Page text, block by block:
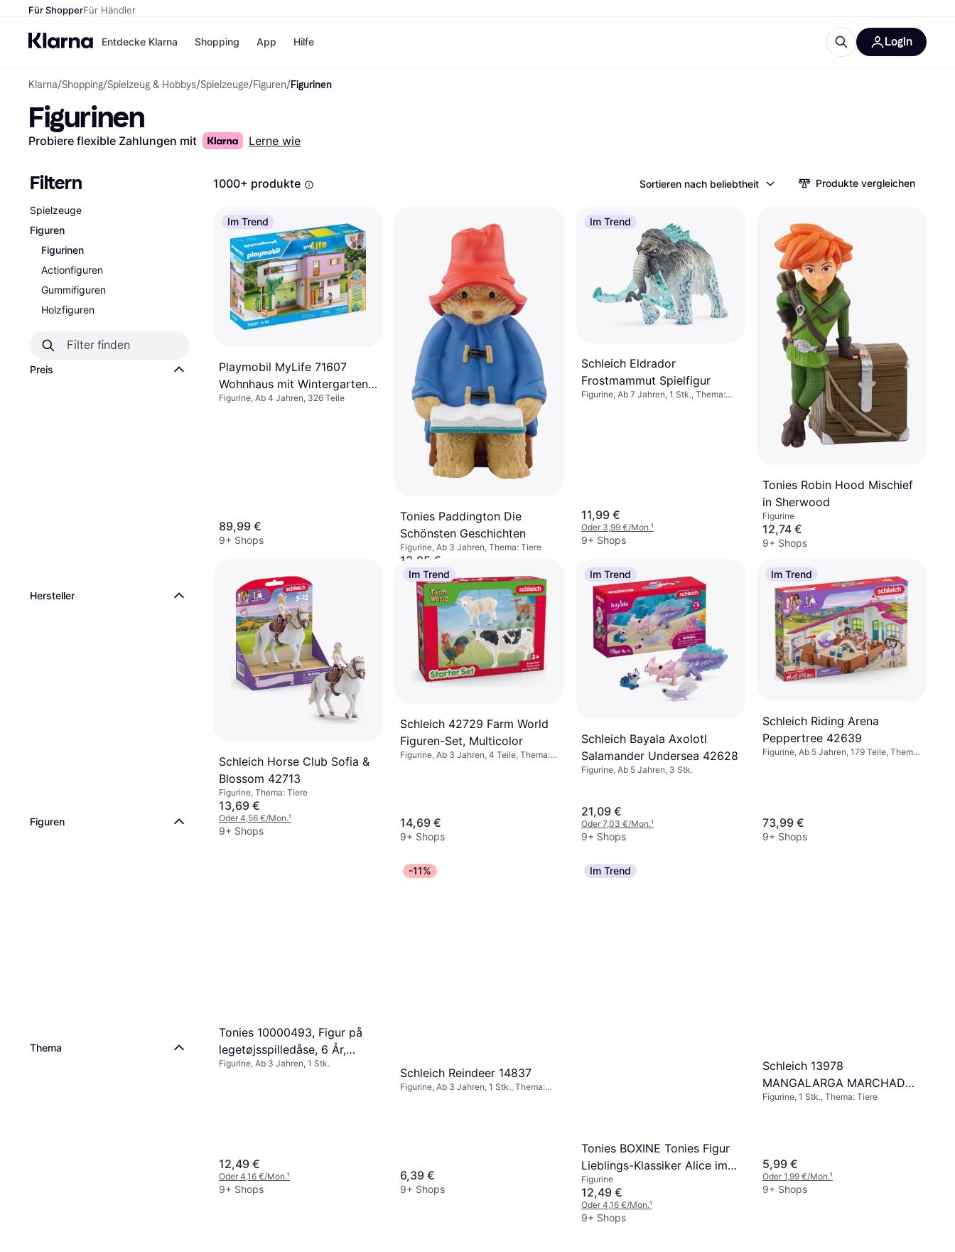
Für ShopperFür Händler
Entdecke Klarna
Zahlungsmethoden
Bezahle in 3
Teilzahlungen
Tagen
Ratenzahlung
Shopping und Cashback
Shopping
Shops
Temu
Samsung
Alle Kategorien
App Hilfe Login
Klarna/Shopping/Spielzeug & Hobbys/Spielzeuge/Figuren/Figurinen
Figurinen
Probiere flexible Zahlungen mit Lerne wie
Filtern
Spielzeuge
Figuren
Figurinen
Actionfiguren
Gummifiguren
Holzfiguren
Preis
Hersteller
Figuren
Thema
1000+ produkte Sortieren nach beliebtheit Produkte vergleichen
Im Trend
Playmobil MyLife 71607
Wohnhaus mit Wintergarten,
inklusive Zwei Figuren und
Figurine, Ab 4 Jahren, 326 Teile
89,99 €
9+ Shops
Tonies Paddington Die
Schönsten Geschichten
Figurine, Ab 3 Jahren, Thema: Tiere
13,95 €
9+ Shops
Im Trend
Schleich Eldrador
Frostmammut Spielfigur
Figurine, Ab 7 Jahren, 1 Stk., Thema:
11,99 €
Oder 3,99 €/Mon.¹
9+ Shops
Tonies Robin Hood Mischief
in Sherwood
Figurine
12,74 €
9+ Shops
Schleich Horse Club Sofia &
Blossom 42713
Figurine, Thema: Tiere
13,69 €
Oder 4,56 €/Mon.¹
9+ Shops
Im Trend
Schleich 42729 Farm World
Figuren-Set, Multicolor
Figurine, Ab 3 Jahren, 4 Teile, Thema:
14,69 €
9+ Shops
Im Trend
Schleich Bayala Axolotl
Salamander Undersea 42628
Figurine, Ab 5 Jahren, 3 Stk.
21,09 €
Oder 7,03 €/Mon.¹
9+ Shops
Im Trend
Schleich Riding Arena
Peppertree 42639
Figurine, Ab 5 Jahren, 179 Teile, Thema:
73,99 €
9+ Shops
Tonies 10000493, Figur på
legetøjsspilledåse, 6 År,
Flerfarvet
Figurine, Ab 3 Jahren, 1 Stk.
12,49 €
Oder 4,16 €/Mon.¹
9+ Shops
-11%
Schleich Reindeer 14837
Figurine, Ab 3 Jahren, 1 Stk., Thema:
6,39 €
9+ Shops
Im Trend
Tonies BOXINE Tonies Figur
Lieblings-Klassiker Alice im
Wunderland und zwei
weitere Klassiker Hörfigur
Figurine
12,49 €
Oder 4,16 €/Mon.¹
9+ Shops
Schleich 13978
MANGALARGA MARCHADOR
HENGST Spielfigur
Figurine, 1 Stk., Thema: Tiere
5,99 €
Oder 1,99 €/Mon.¹
9+ Shops